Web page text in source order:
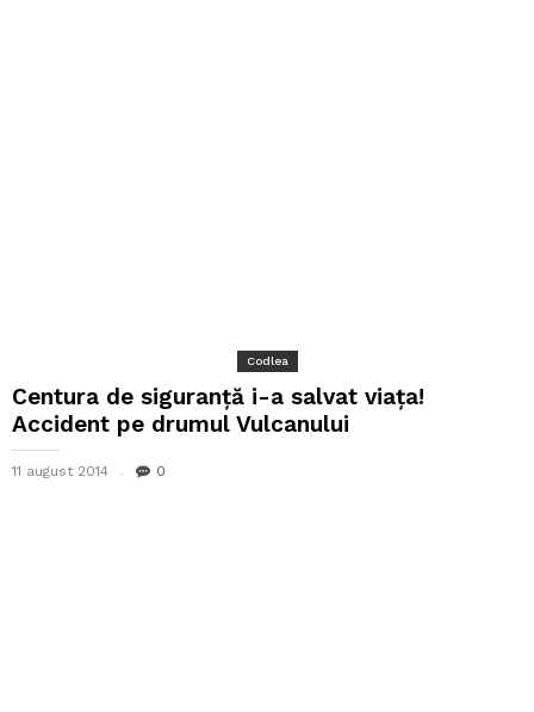
Codlea
Centura de siguranță i-a salvat viața!
Accident pe drumul Vulcanului
11 august 2014 0